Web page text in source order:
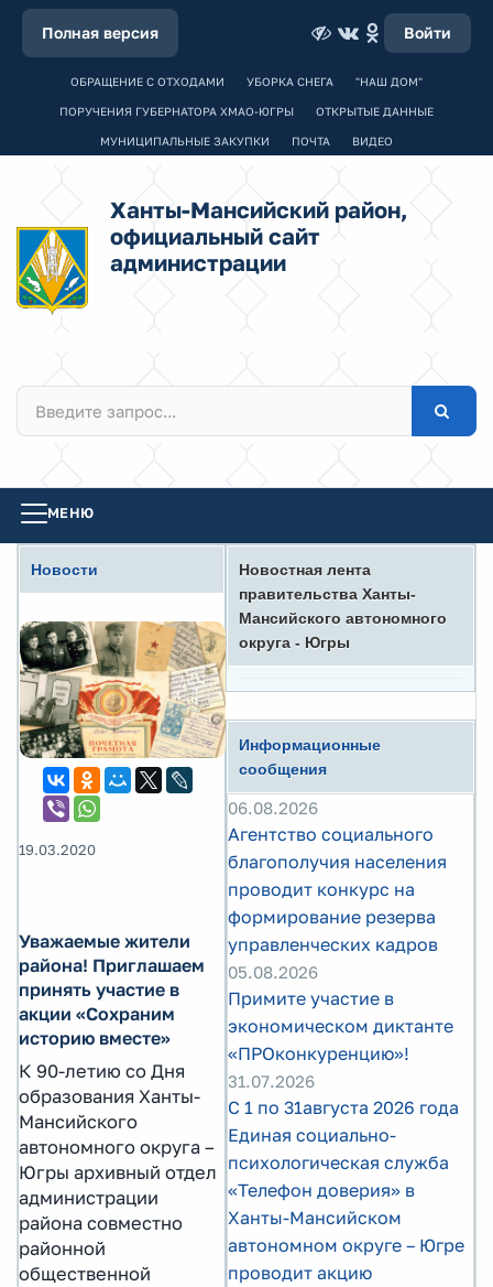
Полная версия Войти
ОБРАЩЕНИЕ С ОТХОДАМИ УБОРКА СНЕГА "НАШ ДОМ"
ПОРУЧЕНИЯ ГУБЕРНАТОРА ХМАО-ЮГРЫ ОТКРЫТЫЕ ДАННЫЕ
МУНИЦИПАЛЬНЫЕ ЗАКУПКИ ПОЧТА ВИДЕО
Ханты-Мансийский район,
официальный сайт
администрации
МЕНЮ
Новости
19.03.2020
Уважаемые жители
района! Приглашаем
принять участие в
акции «Сохраним
историю вместе»
К 90-летию со Дня
образования Ханты-
Мансийского
автономного округа –
Югры архивный отдел
администрации
района совместно
районной
общественной
Новостная лента
правительства Ханты-
Мансийского автономного
округа - Югры
Информационные
сообщения
06.08.2026
Агентство социального
благополучия населения
проводит конкурс на
формирование резерва
управленческих кадров
05.08.2026
Примите участие в
экономическом диктанте
«ПРОконкуренцию»!
31.07.2026
С 1 по 31августа 2026 года
Единая социально-
психологическая служба
«Телефон доверия» в
Ханты-Мансийском
автономном округе – Югре
проводит акцию